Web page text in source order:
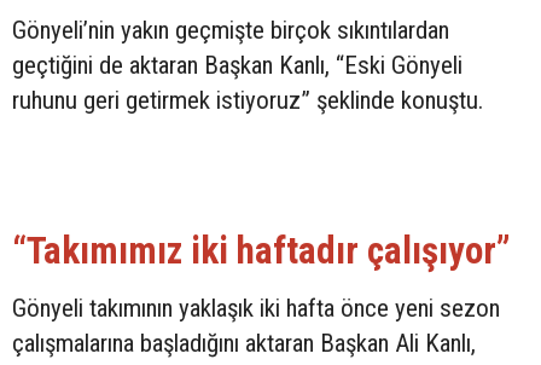
Gönyeli’nin yakın geçmişte birçok sıkıntılardan
geçtiğini de aktaran Başkan Kanlı, “Eski Gönyeli
ruhunu geri getirmek istiyoruz” şeklinde konuştu.
“Takımımız iki haftadır çalışıyor”
Gönyeli takımının yaklaşık iki hafta önce yeni sezon
çalışmalarına başladığını aktaran Başkan Ali Kanlı,